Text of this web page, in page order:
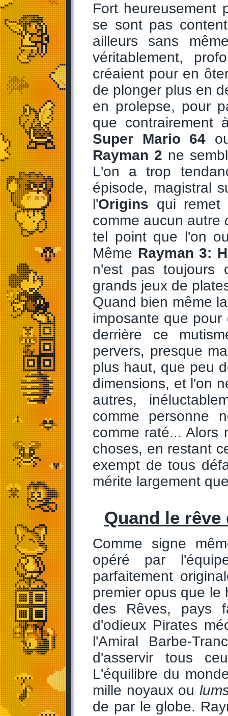
Fort heureusement
se sont pas
ailleurs sans
véritablement,
créaient pour en
de plonger plus en
en prolepse, pour
que contrairement
Super Mario 64
Rayman 2 ne
L'on a trop
épisode, magistral
l'Origins qui
comme aucun autre
tel point que l'on
Même Rayman 3:
n'est pas toujours
grands jeux de
Quand bien même
imposante que
derrière ce
pervers, presque
plus haut, que peu
dimensions, et l'on
autres,
comme personne
comme raté... Alors
choses, en restant
exempt de tous
mérite largement
Quand le
Comme signe
opéré par
parfaitement
premier opus que le
des Rêves, pays
d'odieux Pirates
l'Amiral Barbe-
d'asservir tous
L'équilibre du
mille noyaux ou
de par le globe.